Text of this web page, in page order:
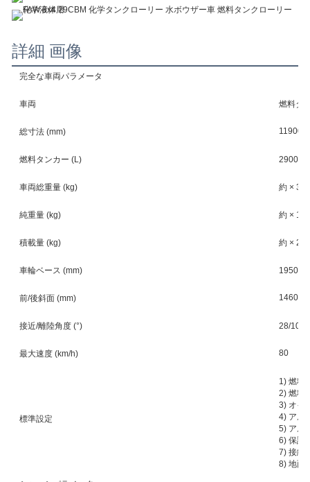
詳細 画像
完全な車両パラメータ
車両 燃料タ
総寸法 (mm)
燃料タンカー (L) 29000
車両総重量 (kg) 約 ×
純重量 (kg) 約 ×
積載量 (kg) 約 ×
車輪ベース (mm) 1950年
前/後斜面 (mm) 1460/
接近/離陸角度 (°) 28/10 (
最大速度 (km/h) 80
標準設定
1) 燃料
2) 燃料
3) オイ
4) アル
5) アル
6) 保護
7) 接続
8) 地面